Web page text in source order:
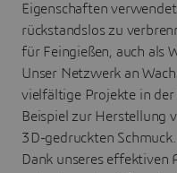
Eigenschaften
rückstandslos zu
für Feingießen, auch als
Unser Netzwerk an
vielfältige Projekte in
Beispiel zur Herstellung
3D-gedruckten Schmuck.
Dank unseres effektiven